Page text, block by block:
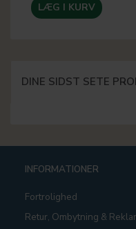
LÆG I KURV
DINE SIDST SETE
INFORMATIONER
Fortrolighed
Retur, Ombytning &